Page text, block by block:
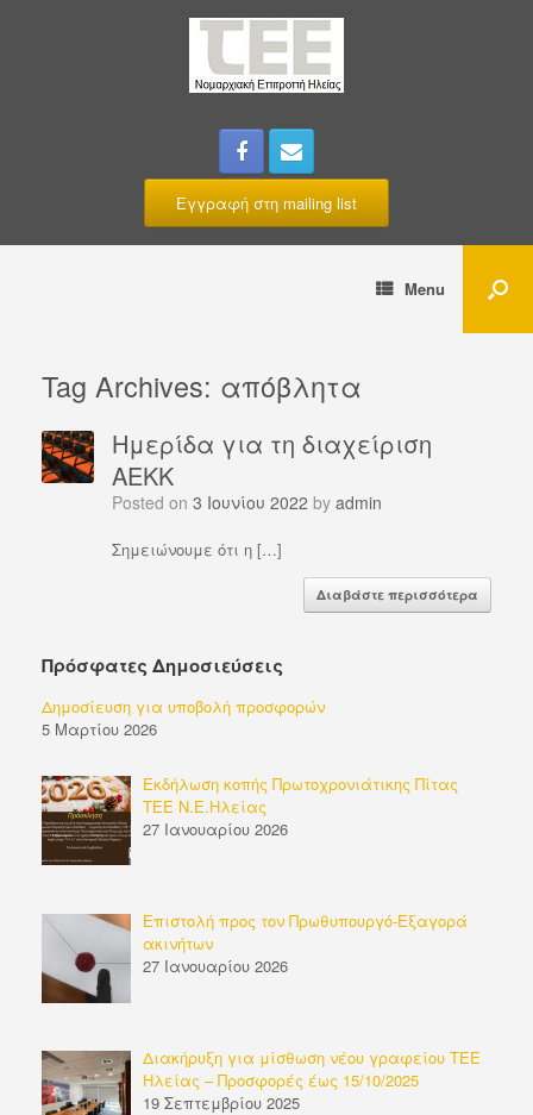
Εγγραφή στη mailing list
Menu
Tag Archives: απόβλητα
Hμερίδα για τη διαχείριση
ΑΕΚΚ
Posted on 3 Ιουνίου 2022 by admin
Σημειώνουμε ότι η […]
Διαβάστε περισσότερα
Πρόσφατες Δημοσιεύσεις
Δημοσίευση για υποβολή προσφορών
5 Μαρτίου 2026
Εκδήλωση κοπής Πρωτοχρονιάτικης Πίτας
ΤΕΕ Ν.Ε.Ηλείας
27 Ιανουαρίου 2026
Επιστολή προς τον Πρωθυπουργό-Εξαγορά
ακινήτων
27 Ιανουαρίου 2026
Διακήρυξη για μίσθωση νέου γραφείου ΤΕΕ
Ηλείας – Προσφορές έως 15/10/2025
19 Σεπτεμβρίου 2025